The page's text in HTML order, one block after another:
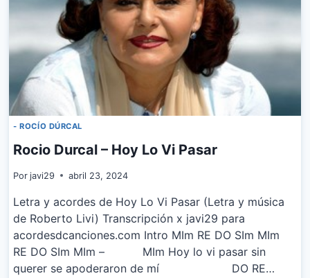
- ROCÍO DÚRCAL
Rocio Durcal – Hoy Lo Vi Pasar
Por javi29 abril 23, 2024
Letra y acordes de Hoy Lo Vi Pasar (Letra y música
de Roberto Livi) Transcripción x javi29 para
acordesdcanciones.com Intro MIm RE DO SIm MIm
RE DO SIm MIm – MIm Hoy lo vi pasar sin
querer se apoderaron de mí DO RE…